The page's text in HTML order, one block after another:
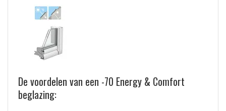
De voordelen van een -70 Energy & Comfort
beglazing: